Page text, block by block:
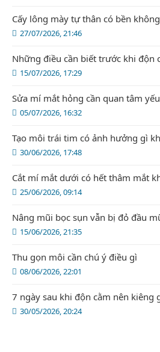
27/07/2026, 21:46
Cấy lông mày tự thân có bền không
15/07/2026, 17:29
Những điều cần biết trước khi độn
05/07/2026, 16:32
Sửa mí mắt hỏng cần quan tâm
30/06/2026, 17:48
Tạo môi trái tim có ảnh hưởng gì
25/06/2026, 09:14
Cắt mí mắt dưới có hết thâm mắt
15/06/2026, 21:35
Nâng mũi bọc sụn vẫn bị đỏ đầu
08/06/2026, 22:01
Thu gọn môi cần chú ý điều gì
30/05/2026, 20:24
7 ngày sau khi độn cằm nên kiêng